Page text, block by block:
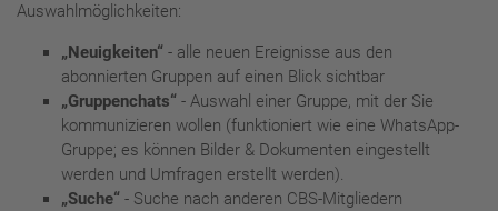
Auswahlmöglichkeiten:
„Neuigkeiten“ - alle neuen Ereignisse aus den
abonnierten Gruppen auf einen Blick sichtbar
„Gruppenchats“ - Auswahl einer Gruppe, mit der Sie
kommunizieren wollen (funktioniert wie eine WhatsApp-
Gruppe; es können Bilder & Dokumenten eingestellt
werden und Umfragen erstellt werden).
„Suche“ - Suche nach anderen CBS-Mitgliedern